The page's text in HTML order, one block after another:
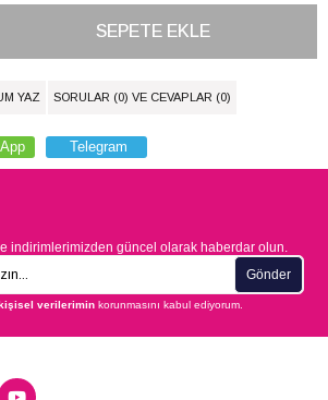
YAZ SORULAR (0) VE CEVAPLAR (0)
Telegram
indirimlerimizden güncel olarak haberdar olun.
Gönder
verilerimin korunmasını kabul ediyorum.